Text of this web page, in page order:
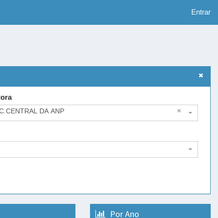
Entrar
×
DA ANP
Por Ano